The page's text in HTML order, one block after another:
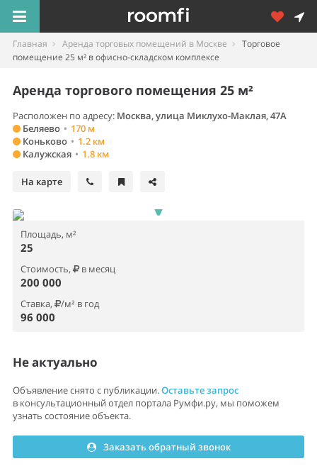
Главная Аренда торговых помещений в Москве
Торговое
помещение 25 м² в офисно-складском комплексе
Аренда торгового помещения 25 м²
Расположен по адресу: Москва, улица Миклухо-Маклая, 47А
Беляево • 170 м
Коньково • 1.2 км
Калужская • 1.8 км
На карте
Площадь, м²
25
Стоимость, в месяц
200 000
Ставка, /м² в год
96 000
Не актуально
Объявление снято с публикации.Оставьте запрос
в консультационный отдел портала Румфи.ру, мы поможем
узнать состояние объекта.
Заказать обратный звонок